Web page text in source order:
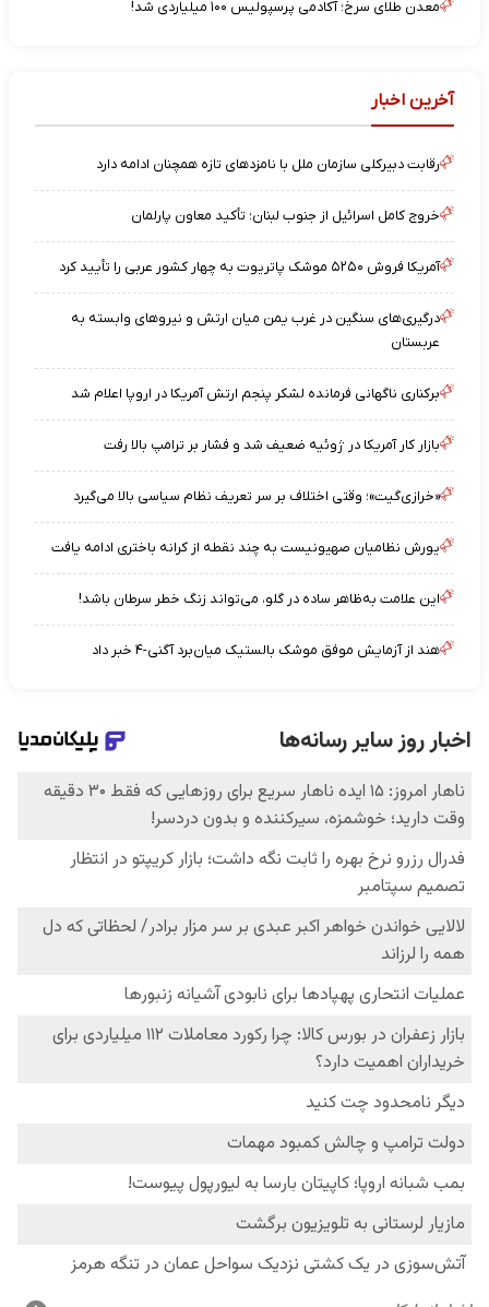
معدن طلای سرخ؛ آکادمی پرسپولیس ۱۰۰ میلیاردی شد!
آخرین اخبار
رقابت دبیرکلی سازمان ملل با نامزدهای تازه همچنان ادامه دارد
خروج کامل اسرائیل از جنوب لبنان؛ تأکید معاون پارلمان
آمریکا فروش ۵۲۵۰ موشک پاتریوت به چهار کشور عربی را تأیید کرد
درگیری‌های سنگین در غرب یمن میان ارتش و نیروهای وابسته به
عربستان
برکناری ناگهانی فرمانده لشکر پنجم ارتش آمریکا در اروپا اعلام شد
بازار کار آمریکا در ژوئیه ضعیف شد و فشار بر ترامپ بالا رفت
«خرازی‌گیت»؛ وقتی اختلاف بر سر تعریف نظام سیاسی بالا می‌گیرد
یورش نظامیان صهیونیست به چند نقطه از کرانه باختری ادامه یافت
این علامت به‌ظاهر ساده در گلو، می‌تواند زنگ خطر سرطان باشد!
هند از آزمایش موفق موشک بالستیک میان‌برد آگنی-۴ خبر داد